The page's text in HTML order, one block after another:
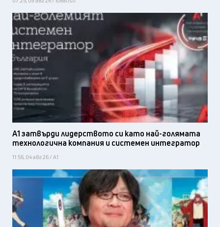
А1 затвърди лидерството си като най-голямата
технологична компания и системен интегратор
11:56, 04 авг 26 / А1